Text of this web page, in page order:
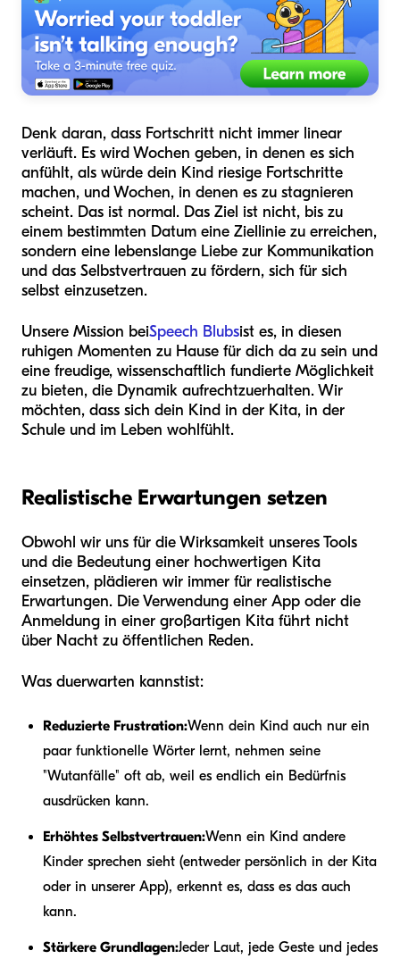
Denk daran, dass Fortschritt nicht immer linear
verläuft. Es wird Wochen geben, in denen es sich
anfühlt, als würde dein Kind riesige Fortschritte
machen, und Wochen, in denen es zu stagnieren
scheint. Das ist normal. Das Ziel ist nicht, bis zu
einem bestimmten Datum eine Ziellinie zu erreichen,
sondern eine lebenslange Liebe zur Kommunikation
und das Selbstvertrauen zu fördern, sich für sich
selbst einzusetzen.
Unsere Mission beiSpeech Blubsist es, in diesen
ruhigen Momenten zu Hause für dich da zu sein und
eine freudige, wissenschaftlich fundierte Möglichkeit
zu bieten, die Dynamik aufrechtzuerhalten. Wir
möchten, dass sich dein Kind in der Kita, in der
Schule und im Leben wohlfühlt.
Realistische Erwartungen setzen
Obwohl wir uns für die Wirksamkeit unseres Tools
und die Bedeutung einer hochwertigen Kita
einsetzen, plädieren wir immer für realistische
Erwartungen. Die Verwendung einer App oder die
Anmeldung in einer großartigen Kita führt nicht
über Nacht zu öffentlichen Reden.
Was duerwarten kannstist:
Reduzierte Frustration:Wenn dein Kind auch nur ein
paar funktionelle Wörter lernt, nehmen seine
"Wutanfälle" oft ab, weil es endlich ein Bedürfnis
ausdrücken kann.
Erhöhtes Selbstvertrauen:Wenn ein Kind andere
Kinder sprechen sieht (entweder persönlich in der Kita
oder in unserer App), erkennt es, dass es das auch
kann.
Stärkere Grundlagen:Jeder Laut, jede Geste und jedes